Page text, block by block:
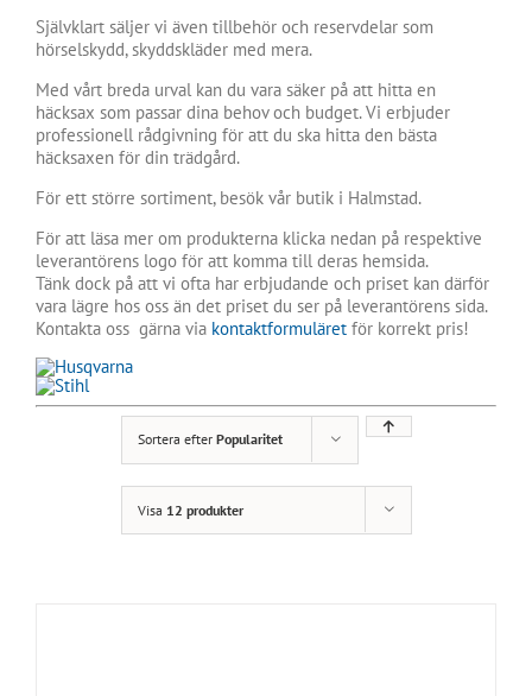
Självklart säljer vi även tillbehör och reservdelar som
hörselskydd, skyddskläder med mera.
Med vårt breda urval kan du vara säker på att hitta en
häcksax som passar dina behov och budget. Vi erbjuder
professionell rådgivning för att du ska hitta den bästa
häcksaxen för din trädgård.
För ett större sortiment, besök vår butik i Halmstad.
För att läsa mer om produkterna klicka nedan på respektive
leverantörens logo för att komma till deras hemsida.
Tänk dock på att vi ofta har erbjudande och priset kan därför
vara lägre hos oss än det priset du ser på leverantörens sida.
Kontakta oss gärna via kontaktformuläret för korrekt pris!
Sortera efter Popularitet
Visa 12 produkter